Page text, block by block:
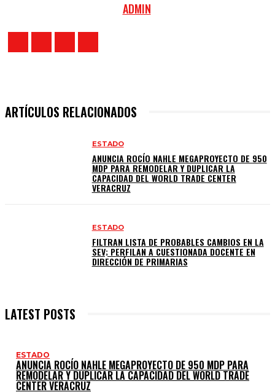
ADMIN
ARTÍCULOS RELACIONADOS
ESTADO
ANUNCIA ROCÍO NAHLE MEGAPROYECTO DE 950
MDP PARA REMODELAR Y DUPLICAR LA
CAPACIDAD DEL WORLD TRADE CENTER
VERACRUZ
ESTADO
FILTRAN LISTA DE PROBABLES CAMBIOS EN LA
SEV; PERFILAN A CUESTIONADA DOCENTE EN
DIRECCIÓN DE PRIMARIAS
LATEST POSTS
ESTADO
ANUNCIA ROCÍO NAHLE MEGAPROYECTO DE 950 MDP PARA
REMODELAR Y DUPLICAR LA CAPACIDAD DEL WORLD TRADE
CENTER VERACRUZ